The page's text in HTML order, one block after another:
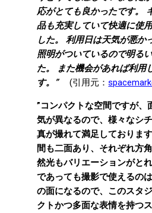
応がとても良かったです。
品も充実していて快適に使
した。 利用日は天気が悪か
照明がついているので明る
た。 また機会があれば利用
す。”
(引用元：
”コンパクトな空間ですが、
気が異なるので、様々なシ
真が撮れて満足しておりま
間も二面あり、それぞれ方
然光もバリエーションがと
であっても撮影で使えるの
の面になるので、このスタ
クトかつ多面な表情を持つ